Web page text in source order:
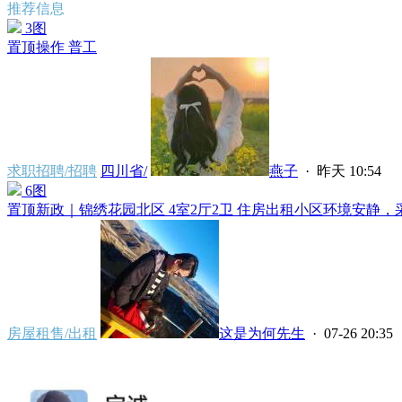
推荐信息
3图
置顶操作 普工
求职招聘/招聘 四川省/ 燕子 · 昨天 10:54
6图
置顶新政｜锦绣花园北区 4室2厅2卫 住房出租小区环境安静，
房屋租售/出租 这是为何先生 · 07-26 20:35